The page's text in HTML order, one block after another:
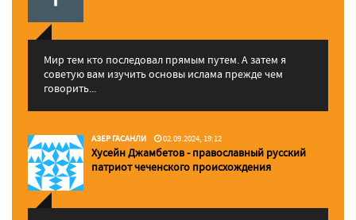
Мир тем кто последовал прямым путем. А затем я
советую вам изучить основы ислама прежде чем
говорить...
АЗЕР ГАСАНЛИ 02.09.2024, 19:12
Хусейн Джамбетов - православный русский
патриот чеченского происхождения